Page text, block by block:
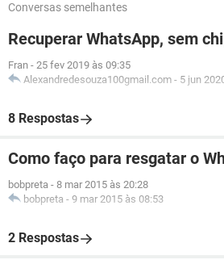
Conversas semelhantes
Recuperar WhatsApp, sem
Fran - 25 fev 2019 às 09:35
Alexandredesouza100gmail.com - 5 jun
8 Respostas
Como faço para resgatar o
bobpreta - 8 mar 2015 às 20:28
bobpreta - 9 mar 2015 às 08:53
2 Respostas